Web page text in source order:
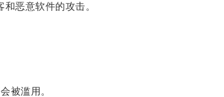
恶意软件的攻击。
被滥用。